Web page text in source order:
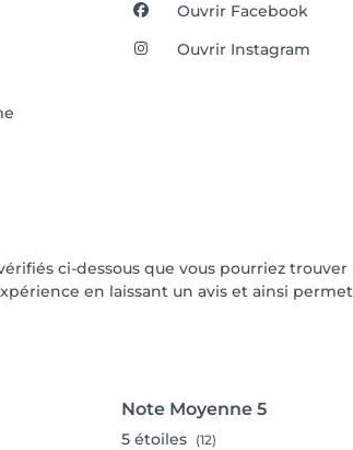
Ouvrir Facebook
Ouvrir Instagram
ci-dessous que vous pourriez
en laissant un avis et ainsi
Note Moyenne 5
5 étoiles (12)